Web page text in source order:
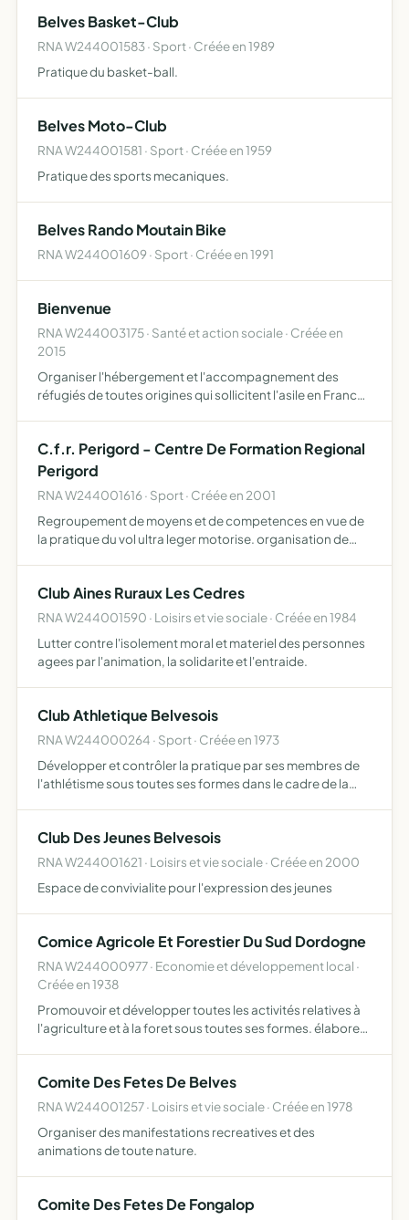
Belves Basket-Club
RNA W244001583 · Sport · Créée en 1989
Pratique du basket-ball.
Belves Moto-Club
RNA W244001581 · Sport · Créée en 1959
Pratique des sports mecaniques.
Belves Rando Moutain Bike
RNA W244001609 · Sport · Créée en 1991
Bienvenue
RNA W244003175 · Santé et action sociale · Créée en
2015
Organiser l'hébergement et l'accompagnement des
réfugiés de toutes origines qui sollicitent l'asile en France
C.f.r. Perigord - Centre De Formation Regional
Perigord
RNA W244001616 · Sport · Créée en 2001
Regroupement de moyens et de competences en vue de
la pratique du vol ultra leger motorise. organisation de
Club Aines Ruraux Les Cedres
RNA W244001590 · Loisirs et vie sociale · Créée en 1984
Lutter contre l'isolement moral et materiel des personnes
agees par l'animation, la solidarite et l'entraide.
Club Athletique Belvesois
RNA W244000264 · Sport · Créée en 1973
Développer et contrôler la pratique par ses membres de
l'athlétisme sous toutes ses formes dans le cadre de la
Club Des Jeunes Belvesois
RNA W244001621 · Loisirs et vie sociale · Créée en 2000
Espace de convivialite pour l'expression des jeunes
Comice Agricole Et Forestier Du Sud Dordogne
RNA W244000977 · Economie et développement local ·
Créée en 1938
Promouvoir et développer toutes les activités relatives à
l'agriculture et à la foret sous toutes ses formes. élaborer
Comite Des Fetes De Belves
RNA W244001257 · Loisirs et vie sociale · Créée en 1978
Organiser des manifestations recreatives et des
animations de toute nature.
Comite Des Fetes De Fongalop